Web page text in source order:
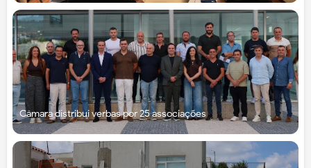
Câmara distribui verbas por 25 associações